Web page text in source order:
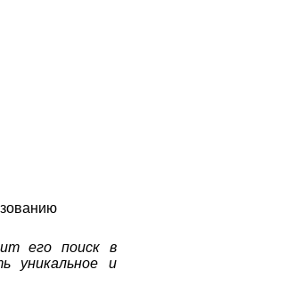
его поиск в
уникальное и